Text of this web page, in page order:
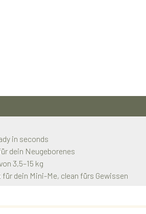
in seconds
dein Neugeborenes
3,5–15 kg
dein Mini-Me, clean fürs Gewissen